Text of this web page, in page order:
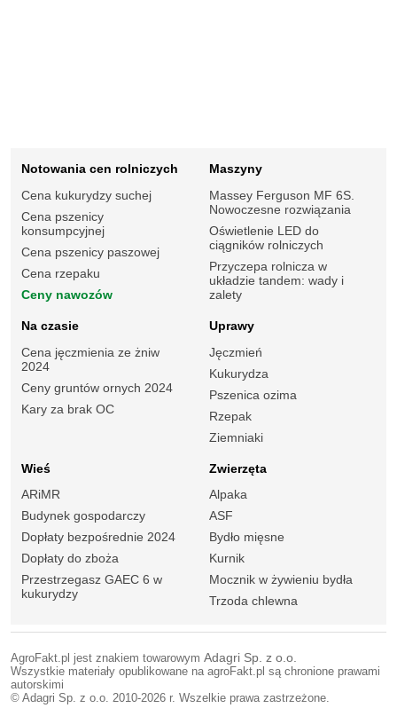
Notowania cen rolniczych
Cena kukurydzy suchej
Cena pszenicy
konsumpcyjnej
Cena pszenicy paszowej
Cena rzepaku
Ceny nawozów
Maszyny
Massey Ferguson MF 6S.
Nowoczesne rozwiązania
Oświetlenie LED do
ciągników rolniczych
Przyczepa rolnicza w
układzie tandem: wady i
zalety
Na czasie
Cena jęczmienia ze żniw
2024
Ceny gruntów ornych 2024
Kary za brak OC
Uprawy
Jęczmień
Kukurydza
Pszenica ozima
Rzepak
Ziemniaki
Wieś
ARiMR
Budynek gospodarczy
Dopłaty bezpośrednie 2024
Dopłaty do zboża
Przestrzegasz GAEC 6 w
kukurydzy
Zwierzęta
Alpaka
ASF
Bydło mięsne
Kurnik
Mocznik w żywieniu bydła
Trzoda chlewna
AgroFakt.pl jest znakiem towarowym Adagri Sp. z o.o.
Wszystkie materiały opublikowane na agroFakt.pl są chronione prawami
autorskimi
© Adagri Sp. z o.o. 2010-2026 r. Wszelkie prawa zastrzeżone.